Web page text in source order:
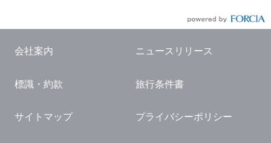
国内観光ガイド
旅行・観光情報
会社案内 ニュースリリース
標識・約款 旅行条件書
サイトマップ プライバシーポリシー